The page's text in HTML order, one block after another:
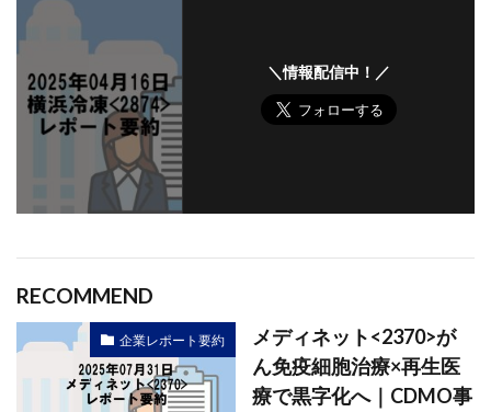
＼情報配信中！／
RECOMMEND
企業レポート要約
メディネット<2370>が
ん免疫細胞治療×再生医
療で黒字化へ｜CDMO事